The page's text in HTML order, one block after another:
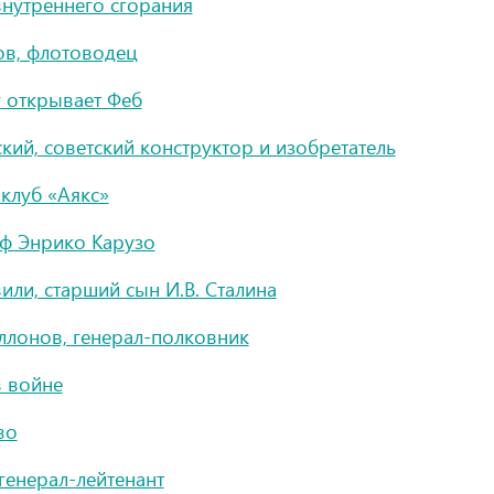
флотоводец
Феб
советский конструктор и изобретатель
«Аякс»
Энрико Карузо
старший сын И.В. Сталина
генерал-полковник
войне
лейтенант